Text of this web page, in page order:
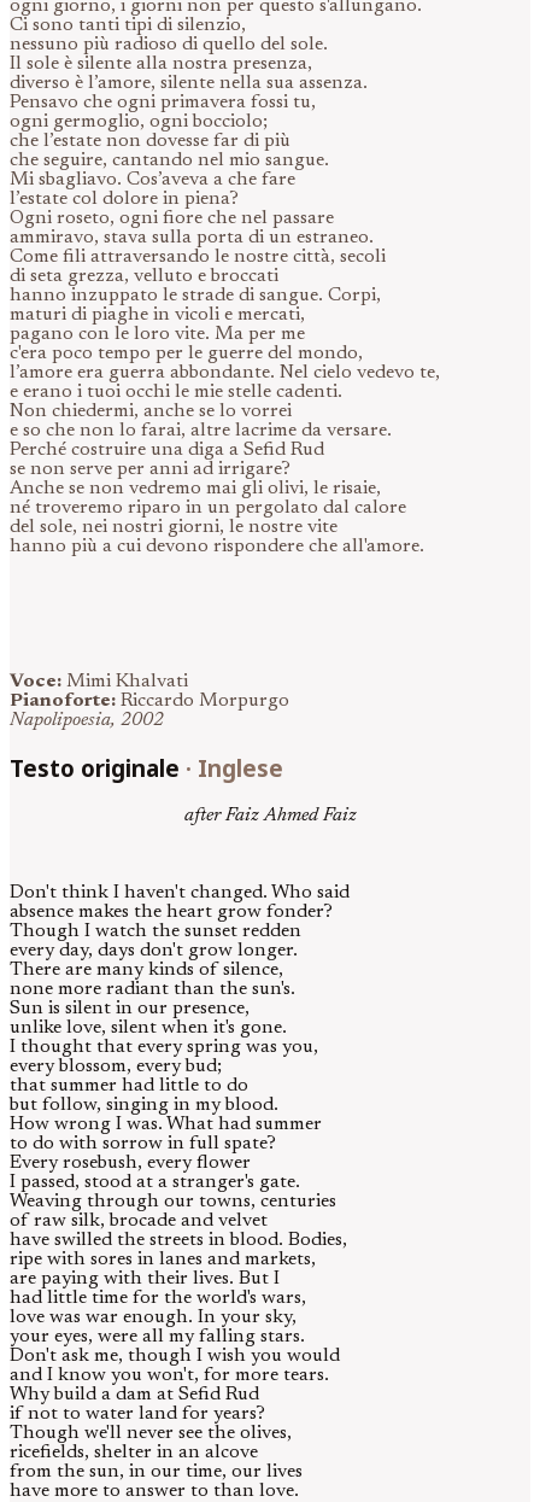
ogni giorno, i giorni non per questo s'allungano.
Ci sono tanti tipi di silenzio,
nessuno più radioso di quello del sole.
Il sole è silente alla nostra presenza,
diverso è l’amore, silente nella sua assenza.
Pensavo che ogni primavera fossi tu,
ogni germoglio, ogni bocciolo;
che l’estate non dovesse far di più
che seguire, cantando nel mio sangue.
Mi sbagliavo. Cos’aveva a che fare
l’estate col dolore in piena?
Ogni roseto, ogni fiore che nel passare
ammiravo, stava sulla porta di un estraneo.
Come fili attraversando le nostre città, secoli
di seta grezza, velluto e broccati
hanno inzuppato le strade di sangue. Corpi,
maturi di piaghe in vicoli e mercati,
pagano con le loro vite. Ma per me
c'era poco tempo per le guerre del mondo,
l’amore era guerra abbondante. Nel cielo vedevo te,
e erano i tuoi occhi le mie stelle cadenti.
Non chiedermi, anche se lo vorrei
e so che non lo farai, altre lacrime da versare.
Perché costruire una diga a Sefid Rud
se non serve per anni ad irrigare?
Anche se non vedremo mai gli olivi, le risaie,
né troveremo riparo in un pergolato dal calore
del sole, nei nostri giorni, le nostre vite
hanno più a cui devono rispondere che all'amore.
Voce: Mimi Khalvati
Pianoforte: Riccardo Morpurgo
Napolipoesia, 2002
Testo originale · Inglese
after Faiz Ahmed Faiz
Don't think I haven't changed. Who said
absence makes the heart grow fonder?
Though I watch the sunset redden
every day, days don't grow longer.
There are many kinds of silence,
none more radiant than the sun's.
Sun is silent in our presence,
unlike love, silent when it's gone.
I thought that every spring was you,
every blossom, every bud;
that summer had little to do
but follow, singing in my blood.
How wrong I was. What had summer
to do with sorrow in full spate?
Every rosebush, every flower
I passed, stood at a stranger's gate.
Weaving through our towns, centuries
of raw silk, brocade and velvet
have swilled the streets in blood. Bodies,
ripe with sores in lanes and markets,
are paying with their lives. But I
had little time for the world's wars,
love was war enough. In your sky,
your eyes, were all my falling stars.
Don't ask me, though I wish you would
and I know you won't, for more tears.
Why build a dam at Sefid Rud
if not to water land for years?
Though we'll never see the olives,
ricefields, shelter in an alcove
from the sun, in our time, our lives
have more to answer to than love.